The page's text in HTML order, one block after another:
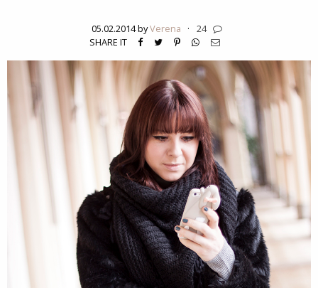
05.02.2014 byVerena ·
24
SHARE IT